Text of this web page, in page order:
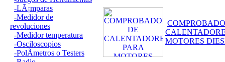
-LÃ¡mparas
-Medidor de
revoluciones
-Medidor temperatura
-Osciloscopios
-PolÃ­metros o Testers
MOTORES